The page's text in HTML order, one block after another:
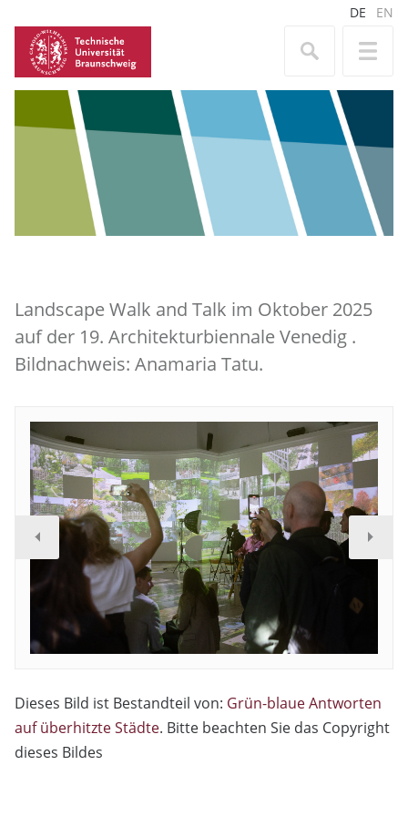
DE EN
Landscape Walk and Talk im Oktober 2025
auf der 19. Architekturbiennale Venedig .
Bildnachweis: Anamaria Tatu.
Dieses Bild ist Bestandteil von: Grün-blaue Antworten
auf überhitzte Städte. Bitte beachten Sie das Copyright
dieses Bildes